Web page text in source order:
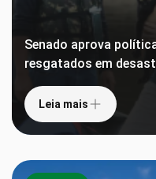
Senado aprova
resgatados em
Leia mais